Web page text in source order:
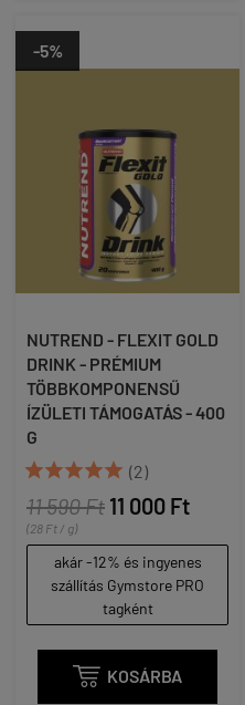
-5%
NUTREND - FLEXIT GOLD
DRINK - PRÉMIUM
TÖBBKOMPONENSŰ
ÍZÜLETI TÁMOGATÁS - 400
G
 (2)
11 590 Ft 11 000 Ft
(28 Ft / g)
akár -12% és ingyenes
szállítás Gymstore PRO
tagként
 KOSÁRBA